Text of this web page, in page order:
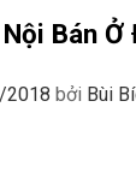
Bán Ở
bởi Bùi